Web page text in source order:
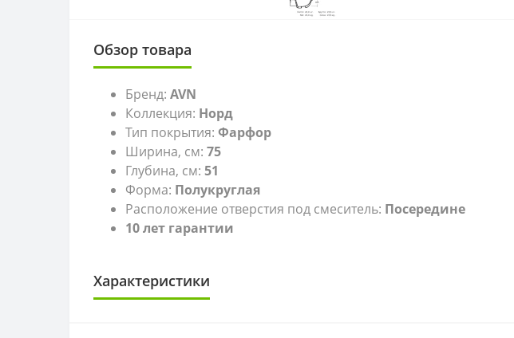
Обзор товара
Бренд: AVN
Коллекция: Норд
Тип покрытия: Фарфор
Ширина, см: 75
Глубина, см: 51
Форма: Полукруглая
Расположение отверстия под смеситель: Посередине
10 лет гарантии
Характеристики